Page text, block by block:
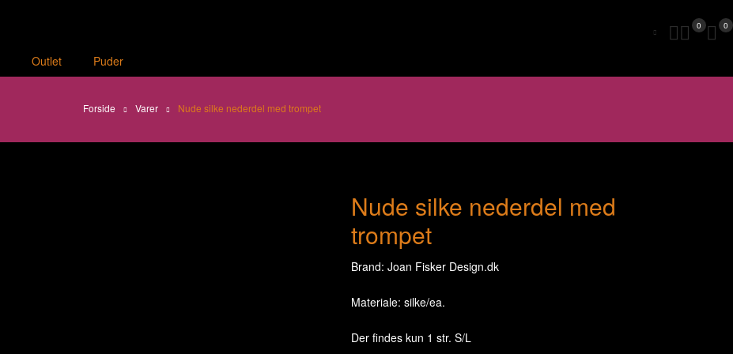
0 0
Outlet Puder
Forside Varer Nude silke nederdel med trompet
Nude silke nederdel med
trompet
Brand: Joan Fisker Design.dk
Materiale: silke/ea.
Der findes kun 1 str. S/L